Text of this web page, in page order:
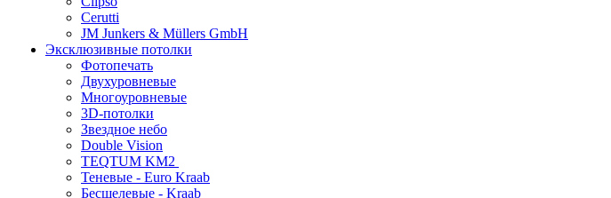
Cerutti
JM Junkers & Müllers GmbH
Эксклюзивные потолки
Фотопечать
Двухуровневые
Многоуровневые
3D-потолки
Звездное небо
Double Vision
TEQTUM KM2
Теневые - Euro Kraab
Бесщелевые - Kraab